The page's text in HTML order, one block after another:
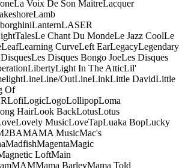
La Voix De Son MaitreLacquer
Lamb
LanternLASER
Le Chant Du MondeLe Jazz CoolLe
LeafLearning CurveLeft EarLegacyLegendary
Les Disques Bongo JoeLes Disques
LibertyLight In The AtticLil'
LineLine/OutLineLinkLittle DavidLittle
Of
LofiLogicLogoLollipopLoma
HairLook BackLotusLotus
Lovely MusicLoveTapLuaka BopLucky
MAMA MusicMac's
MadfishMagentaMagic
LoftMain
MAMMama BarleyMama Told